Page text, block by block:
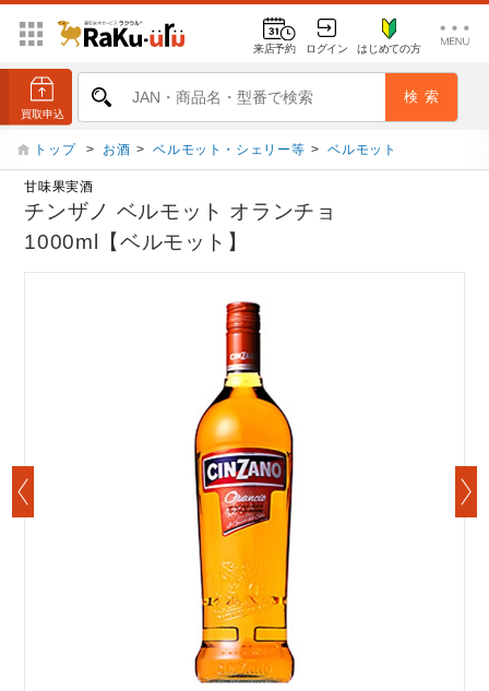
来店予約 ログイン はじめての方
トップ > お酒 > ベルモット・シェリー等 > ベルモット
甘味果実酒
チンザノ ベルモット オランチョ
1000ml【ベルモット】